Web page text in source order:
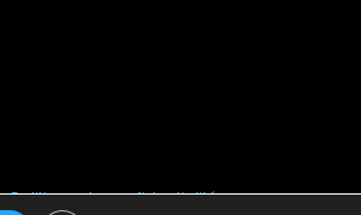
Politique de confidentialité